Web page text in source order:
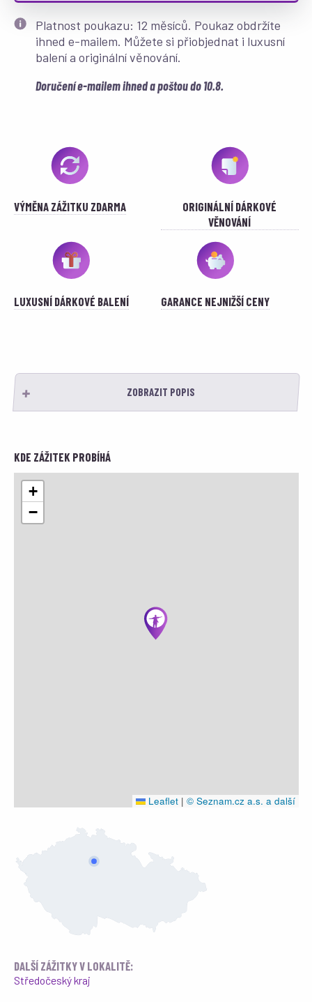
Platnost poukazu: 12 měsíců. Poukaz obdržíte
ihned e-mailem. Můžete si přiobjednat i luxusní
balení a originální věnování.
Doručení e-mailem ihned a poštou do 10.8.
VÝMĚNA ZÁŽITKU ZDARMA
ORIGINÁLNÍ DÁRKOVÉ
VĚNOVÁNÍ
LUXUSNÍ DÁRKOVÉ BALENÍ GARANCE NEJNIŽŠÍ CENY
ZOBRAZIT POPIS
KDE ZÁŽITEK PROBÍHÁ
+
−
Leaflet | © Seznam.cz a.s. a další
DALŠÍ ZÁŽITKY V LOKALITĚ:
Středočeský kraj